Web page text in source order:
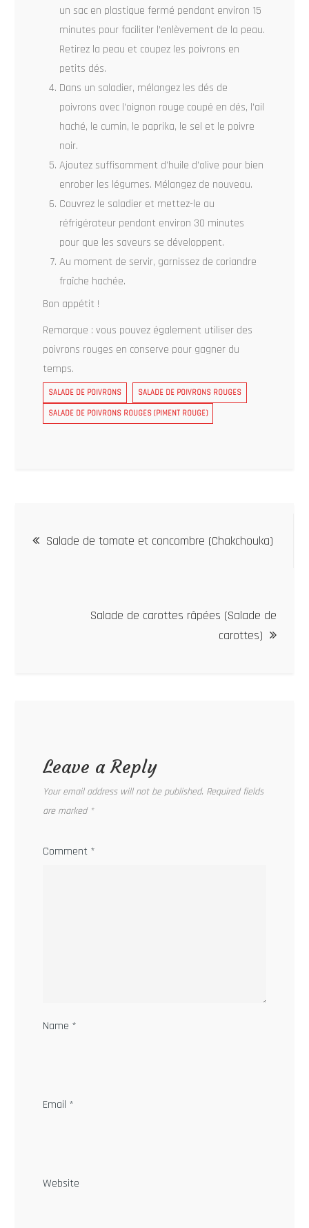
un sac en plastique fermé pendant environ 15
minutes pour faciliter l’enlèvement de la peau.
Retirez la peau et coupez les poivrons en
petits dés.
Dans un saladier, mélangez les dés de
poivrons avec l’oignon rouge coupé en dés, l’ail
haché, le cumin, le paprika, le sel et le poivre
noir.
Ajoutez suffisamment d’huile d’olive pour bien
enrober les légumes. Mélangez de nouveau.
Couvrez le saladier et mettez-le au
réfrigérateur pendant environ 30 minutes
pour que les saveurs se développent.
Au moment de servir, garnissez de coriandre
fraîche hachée.
Bon appétit !
Remarque : vous pouvez également utiliser des
poivrons rouges en conserve pour gagner du
temps.
SALADE DE POIVRONS SALADE DE POIVRONS ROUGES
SALADE DE POIVRONS ROUGES (PIMENT ROUGE)
Salade de tomate et concombre (Chakchouka)
Salade de carottes râpées (Salade de
carottes)
Leave a Reply
Your email address will not be published. Required fields
are marked *
Comment *
Name *
Email *
Website